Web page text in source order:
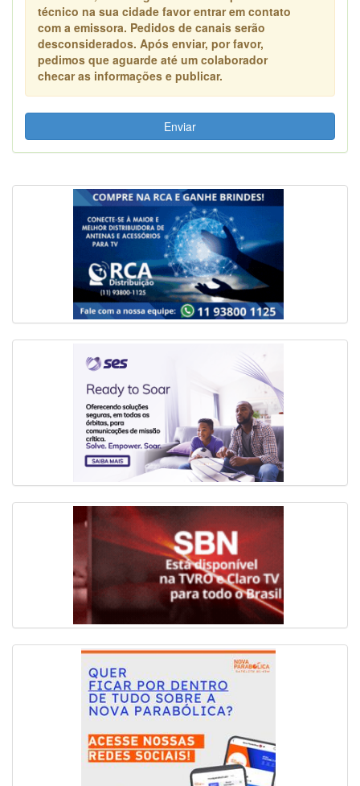
técnico na sua cidade favor entrar em contato
com a emissora. Pedidos de canais serão
desconsiderados. Após enviar, por favor,
pedimos que aguarde até um colaborador
checar as informações e publicar.
Enviar